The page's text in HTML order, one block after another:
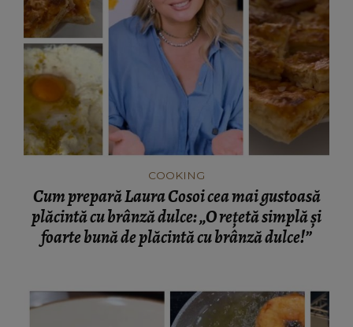
COOKING
Cum prepară Laura Cosoi cea mai gustoasă
plăcintă cu brânză dulce: „O rețetă simplă și
foarte bună de plăcintă cu brânză dulce!”